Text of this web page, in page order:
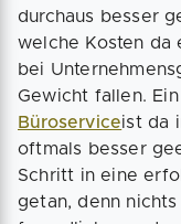
durchaus besser
welche Kosten da
bei
Gewicht fallen. Ein
Büroserviceist da
oftmals besser
Schritt in eine
getan, denn